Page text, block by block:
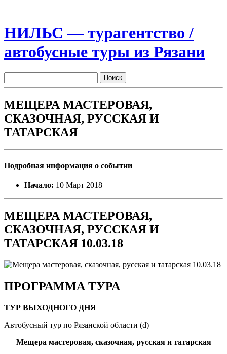
НИЛЬС — турагентство /
автобусные туры из Рязани
МЕЩЕРА МАСТЕРОВАЯ,
СКАЗОЧНАЯ, РУССКАЯ И
ТАТАРСКАЯ
Подробная информация о событии
Начало: 10 Март 2018
МЕЩЕРА МАСТЕРОВАЯ,
СКАЗОЧНАЯ, РУССКАЯ И
ТАТАРСКАЯ 10.03.18
ПРОГРАММА ТУРА
ТУР ВЫХОДНОГО ДНЯ
Автобусный тур по Рязанской области (d)
Мещера мастеровая, сказочная, русская и татарская